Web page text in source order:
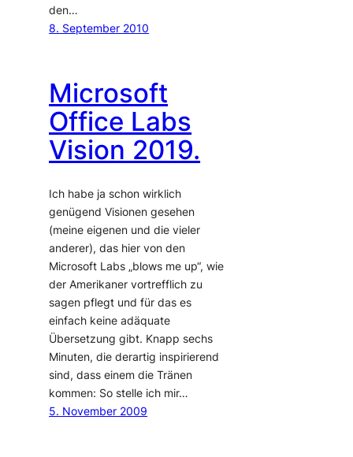
den…
8. September 2010
Microsoft
Office Labs
Vision 2019.
Ich habe ja schon wirklich
genügend Visionen gesehen
(meine eigenen und die vieler
anderer), das hier von den
Microsoft Labs „blows me up“, wie
der Amerikaner vortrefflich zu
sagen pflegt und für das es
einfach keine adäquate
Übersetzung gibt. Knapp sechs
Minuten, die derartig inspirierend
sind, dass einem die Tränen
kommen: So stelle ich mir…
5. November 2009